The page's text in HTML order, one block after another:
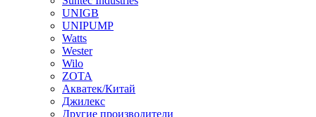
UNIGB
UNIPUMP
Watts
Wester
Wilo
ZOTA
Акватек/Китай
Джилекс
Другие производители